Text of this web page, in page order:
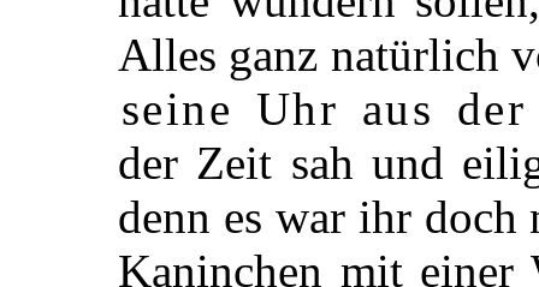
Alles ganz natürlich
seine Uhr aus der
der Zeit sah und
denn es war ihr doch
Kaninchen mit einer